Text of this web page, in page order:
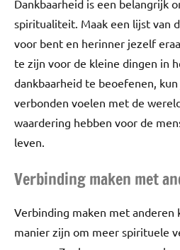
Dankbaarheid is een belangrijk
spiritualiteit. Maak een lijst van
voor bent en herinner jezelf
te zijn voor de kleine dingen in
dankbaarheid te beoefenen,
verbonden voelen met de
waardering hebben voor de
leven.
Verbinding maken met
Verbinding maken met anderen
manier zijn om meer spirituele